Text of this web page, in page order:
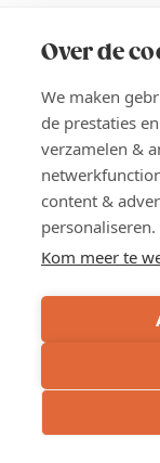
Over de
We maken
de prestaties
verzamelen &
content &
personaliseren.
Kom meer te
rond
Prijs
€315
WEST-